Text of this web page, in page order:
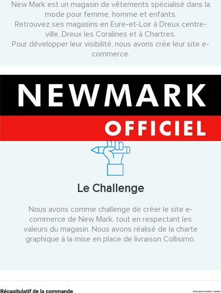
New Mark est un magasin de vêtements spécialisé dans la
mode pour femme, homme et enfants.
Retrouvez ses magasins en Eure-et-Loir à Dreux centre-
ville, Dreux les Coralines et à Chartres.
Pour développer leur visibilité, nous avons crée leur site e-
commerce.
Le Challenge
Nous avons comme challenge de créer le site e-
commerce de New Mark, tout en respectant les
valeurs du magasin. Nous avons réalisé de la charte
graphique à la mise en place de livraison Collisimo.